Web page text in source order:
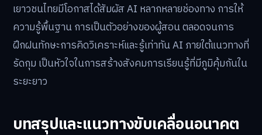
เยาวชนไทยมีโอกาสได้สัมผัส AI หลากหลายช่องทาง การให้
ความรู้พื้นฐาน การเป็นตัวอย่างของผู้สอน ตลอดจนการ
ฝึกฝนทักษะการคิดวิเคราะห์และรู้เท่าทัน AI ภายใต้แนวทางที่
รัดกุม เป็นหัวใจในการสร้างสังคมการเรียนรู้ที่มีภูมิคุ้มกันใน
ระยะยาว
บทสรุปและแนวทางขับเคลื่อนอนาคต